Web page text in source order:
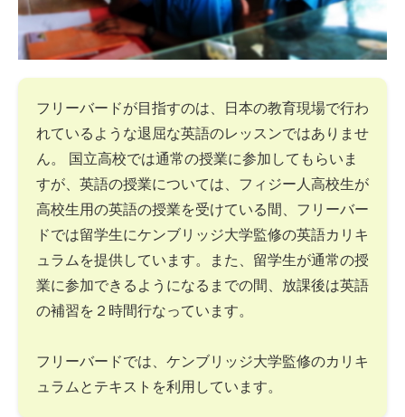
フリーバードが目指すのは、日本の教育現場で行わ
れているような退屈な英語のレッスンではありませ
ん。 国立高校では通常の授業に参加してもらいま
すが、英語の授業については、フィジー人高校生が
高校生用の英語の授業を受けている間、フリーバー
ドでは留学生にケンブリッジ大学監修の英語カリキ
ュラムを提供しています。また、留学生が通常の授
業に参加できるようになるまでの間、放課後は英語
の補習を２時間行なっています。
フリーバードでは、ケンブリッジ大学監修のカリキ
ュラムとテキストを利用しています。